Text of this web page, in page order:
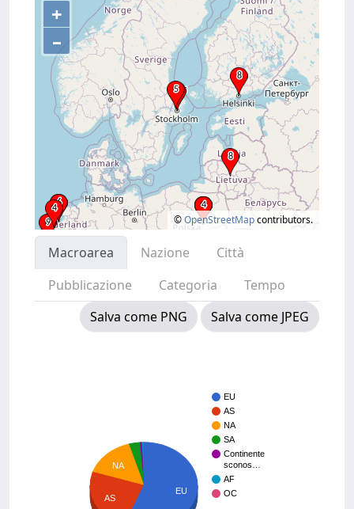
+
–
©OpenStreetMapcontributors.
Macroarea Nazione
Città
Pubblicazione
Categoria
Tempo
Salva come PNG
Salva come JPEG
EU
AS
NA
SA
Continente
sconos…
AF
OC
NA
AS
EU